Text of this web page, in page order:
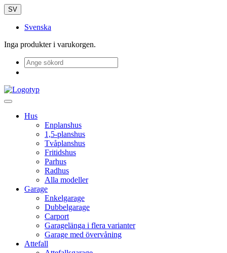
SV
Svenska
Inga produkter i varukorgen.
Hus
Enplanshus
1,5-planshus
Tvåplanshus
Fritidshus
Parhus
Radhus
Alla modeller
Garage
Enkelgarage
Dubbelgarage
Carport
Garagelänga i flera varianter
Garage med övervåning
Attefall